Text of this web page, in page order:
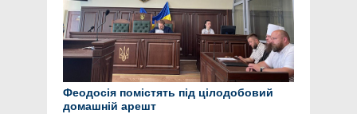
Феодосія помістять під цілодобовий
домашній арешт